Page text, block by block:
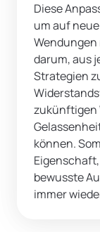
Diese
um auf
Wendungen
darum, aus
Strategien
zukünftigen
können.
bewusste
immer